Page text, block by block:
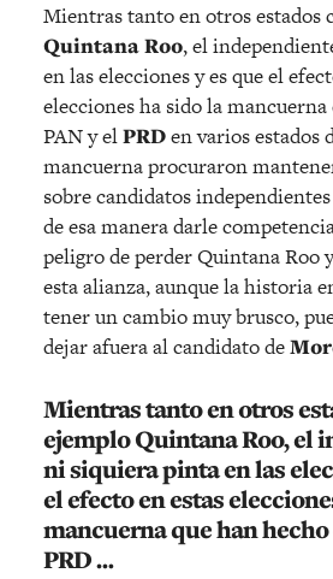
Mientras tanto en otros estados
Quintana Roo, el
en las elecciones y es que el
elecciones ha sido la
PAN y elPRDen varios estados
mancuerna procuraron
sobre candidatos
de esa manera darle
peligro de perder Quintana Roo
esta alianza, aunque la historia
tener un cambio muy brusco,
dejar afuera al candidato de
Mientras tanto en otros
ejemploQuintana Roo, el
ni siquiera pinta en las
el efecto en estas
mancuerna que han hecho
PRD…